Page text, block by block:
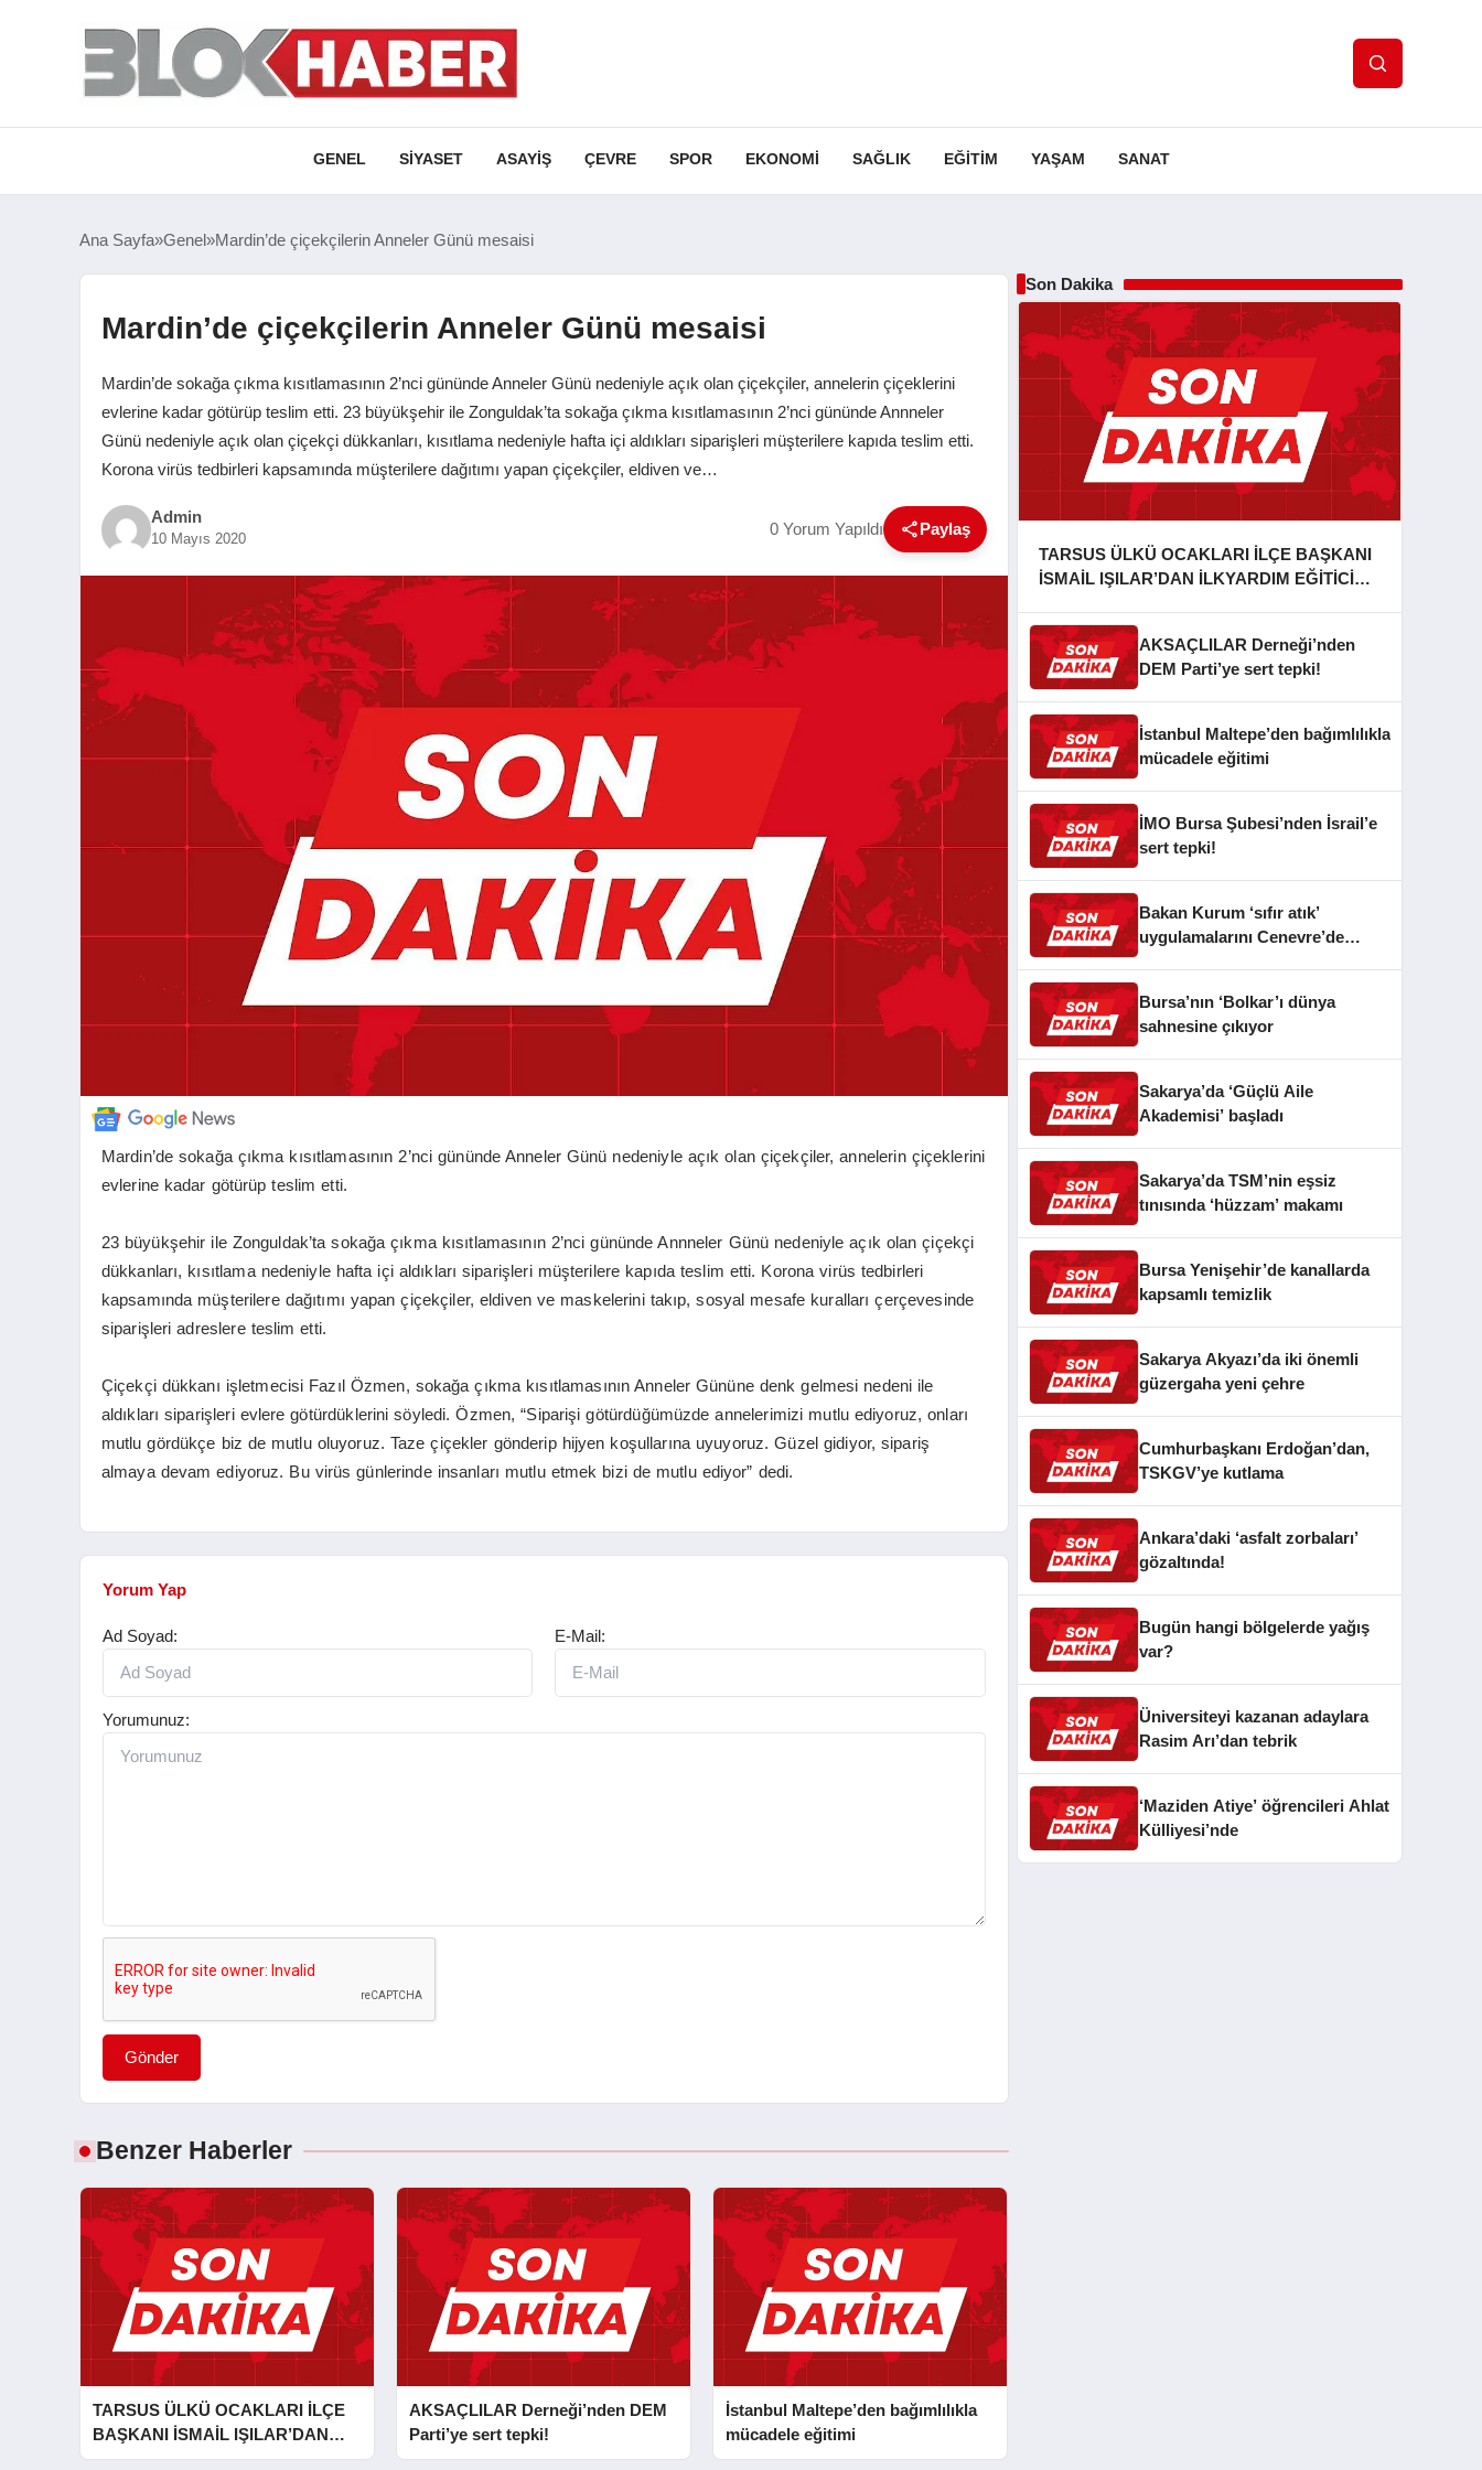
GENEL SIYASET ASAYIŞ ÇEVRE SPOR EKONOMI SAĞLIK EĞITIM YAŞAM SANAT
Ana Sayfa Genel Mardin’de çiçekçilerin Anneler Günü mesaisi
Mardin’de çiçekçilerin Anneler Günü mesaisi
Mardin’de sokağa çıkma kısıtlamasının 2’nci gününde Anneler Günü nedeniyle açık olan çiçekçiler, annelerin çiçeklerini
evlerine kadar götürüp teslim etti. 23 büyükşehir ile Zonguldak’ta sokağa çıkma kısıtlamasının 2’nci gününde Annneler
Günü nedeniyle açık olan çiçekçi dükkanları, kısıtlama nedeniyle hafta içi aldıkları siparişleri müşterilere kapıda teslim etti.
Korona virüs tedbirleri kapsamında müşterilere dağıtımı yapan çiçekçiler, eldiven ve…
Admin
10 Mayıs 2020 0 Yorum Yapıldı Paylaş
Mardin’de sokağa çıkma kısıtlamasının 2’nci gününde Anneler Günü nedeniyle açık olan çiçekçiler, annelerin çiçeklerini
evlerine kadar götürüp teslim etti.
23 büyükşehir ile Zonguldak’ta sokağa çıkma kısıtlamasının 2’nci gününde Annneler Günü nedeniyle açık olan çiçekçi
dükkanları, kısıtlama nedeniyle hafta içi aldıkları siparişleri müşterilere kapıda teslim etti. Korona virüs tedbirleri
kapsamında müşterilere dağıtımı yapan çiçekçiler, eldiven ve maskelerini takıp, sosyal mesafe kuralları çerçevesinde
siparişleri adreslere teslim etti.
Çiçekçi dükkanı işletmecisi Fazıl Özmen, sokağa çıkma kısıtlamasının Anneler Gününe denk gelmesi nedeni ile
aldıkları siparişleri evlere götürdüklerini söyledi. Özmen, “Siparişi götürdüğümüzde annelerimizi mutlu ediyoruz, onları
mutlu gördükçe biz de mutlu oluyoruz. Taze çiçekler gönderip hijyen koşullarına uyuyoruz. Güzel gidiyor, sipariş
almaya devam ediyoruz. Bu virüs günlerinde insanları mutlu etmek bizi de mutlu ediyor” dedi.
Yorum Yap
Ad Soyad: E-Mail:
Yorumunuz:
Gönder
Benzer Haberler
TARSUS ÜLKÜ OCAKLARI İLÇE
BAŞKANI İSMAİL IŞILAR’DAN
İLKYARDIM EĞİTİCİ EĞİTMENİ
AKSAÇLILAR Derneği’nden DEM
Parti’ye sert tepki!
İstanbul Maltepe’den bağımlılıkla
mücadele eğitimi
Son Dakika
TARSUS ÜLKÜ OCAKLARI İLÇE BAŞKANI
İSMAİL IŞILAR’DAN İLKYARDIM EĞİTİCİ
AKSAÇLILAR Derneği’nden
DEM Parti’ye sert tepki!
İstanbul Maltepe’den bağımlılıkla
mücadele eğitimi
İMO Bursa Şubesi’nden İsrail’e
sert tepki!
Bakan Kurum ‘sıfır atık’
uygulamalarını Cenevre’de
Bursa’nın ‘Bolkar’ı dünya
sahnesine çıkıyor
Sakarya’da ‘Güçlü Aile
Akademisi’ başladı
Sakarya’da TSM’nin eşsiz
tınısında ‘hüzzam’ makamı
Bursa Yenişehir’de kanallarda
kapsamlı temizlik
Sakarya Akyazı’da iki önemli
güzergaha yeni çehre
Cumhurbaşkanı Erdoğan’dan,
TSKGV’ye kutlama
Ankara’daki ‘asfalt zorbaları’
gözaltında!
Bugün hangi bölgelerde yağış
var?
Üniversiteyi kazanan adaylara
Rasim Arı’dan tebrik
‘Maziden Atiye’ öğrencileri Ahlat
Külliyesi’nde